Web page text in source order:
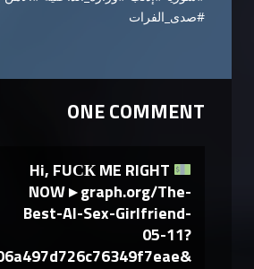
#صدى_الفرات
ONE COMMENT
Hi, FUСК ME RIGHT
NOW ▸ graph.org/The-
Best-AI-Sex-Girlfriend-
05-11?